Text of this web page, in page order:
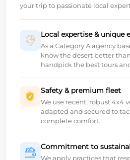
your trip to passionate local
Local expertise & unique
As a Category A agency
know the desert better
handpick the best tours
Safety & premium fleet
We use recent, robust 4x4
adapted and secured to
complete comfort.
Commitment to
We apply practices that